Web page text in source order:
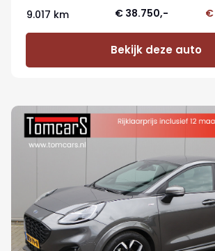
9.017 km € 38.750,- €
Bekijk deze auto